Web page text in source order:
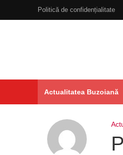
Politică de confidențialitate
Actualitatea Buzoiană